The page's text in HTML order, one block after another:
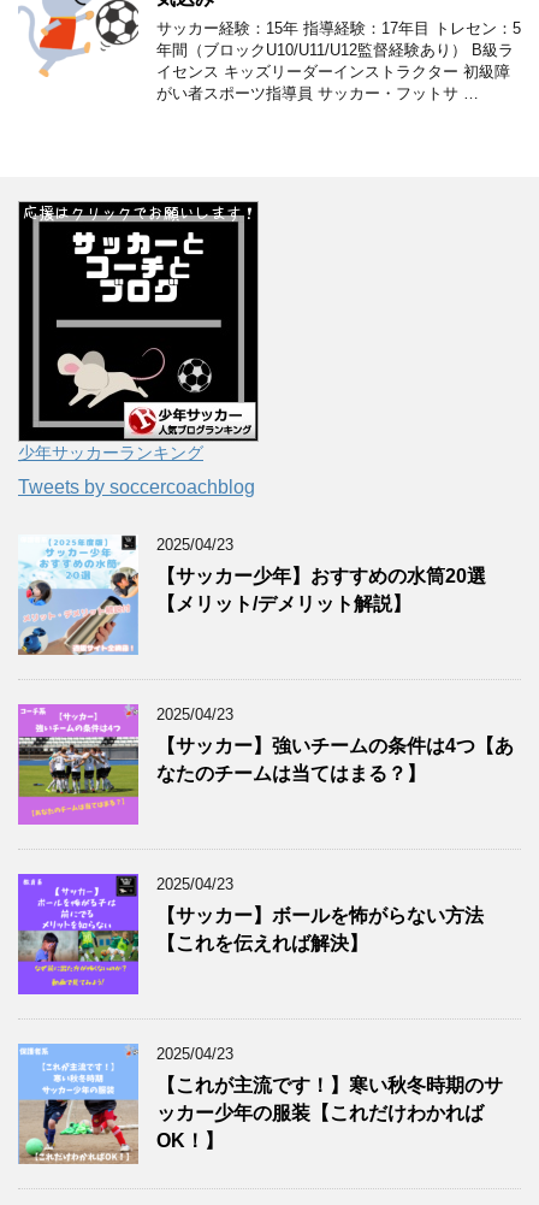
サッカー経験：15年 指導経験：17年目 トレセン：5
年間（ブロックU10/U11/U12監督経験あり） B級ラ
イセンス キッズリーダーインストラクター 初級障
がい者スポーツ指導員 サッカー・フットサ …
少年サッカーランキング
Tweets by soccercoachblog
2025/04/23
【サッカー少年】おすすめの水筒20選
【メリット/デメリット解説】
2025/04/23
【サッカー】強いチームの条件は4つ【あ
なたのチームは当てはまる？】
2025/04/23
【サッカー】ボールを怖がらない方法
【これを伝えれば解決】
2025/04/23
【これが主流です！】寒い秋冬時期のサ
ッカー少年の服装【これだけわかれば
OK！】